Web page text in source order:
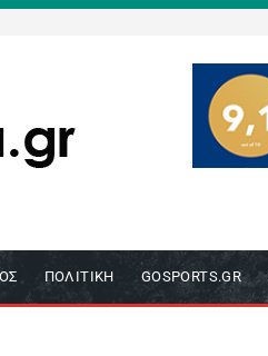
ΠΟΛΙΤΙΚΉ GOSPORTS.GR